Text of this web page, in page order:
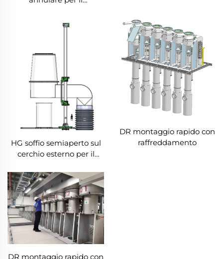
HG soffio semiaperto sul
cerchio esterno per il
DR montaggio rapido con
raffreddamento
DR montaggio rapido con